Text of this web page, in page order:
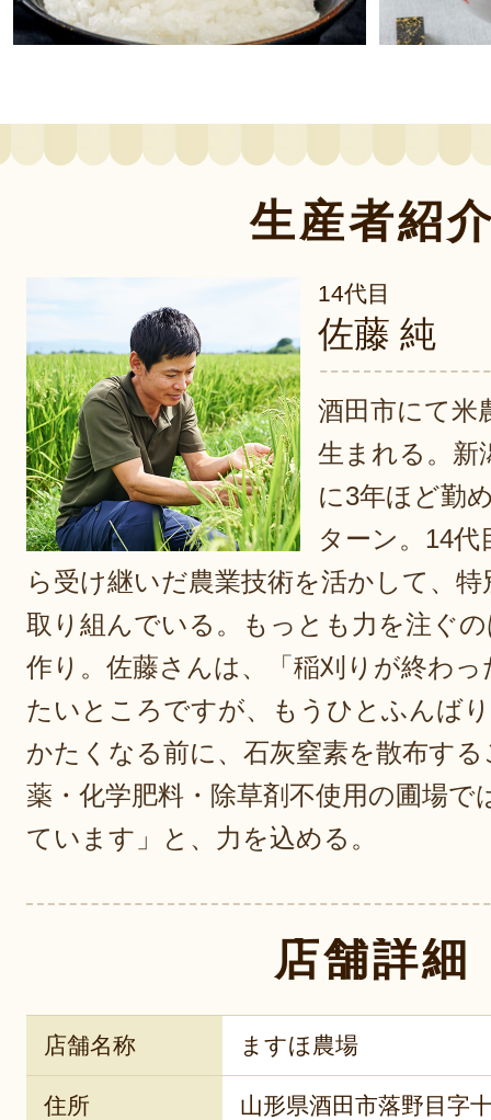
生産者紹
14代目
佐藤 純
酒田市にて米
生まれる。新
に3年ほど勤
ターン。14
ら受け継いだ農業技術を活かして、
取り組んでいる。もっとも力を注ぐ
作り。佐藤さんは、「稲刈りが終わ
たいところですが、もうひとふんば
かたくなる前に、石灰窒素を散布す
薬・化学肥料・除草剤不使用の圃場で
ています」と、力を込める。
店舗詳細
店舗名称 ますほ農場
住所 山形県酒田市落野目字